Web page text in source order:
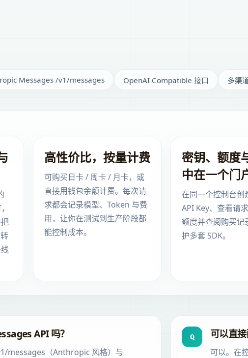
Messages /v1/messages OpenAI Compatible 接口 多渠
高性价比，按量计费
可购买日卡 / 周卡 / 月卡，或
直接用钱包余额计费。每次请
求都会记录模型、Token 与费
用，让你在测试到生产阶段都
能控制成本。
密钥、额度
中在一个门
在同一个控制台创
API Key、查看请
额度并查阅购买记
护多套 SDK。
API 吗？
messages（Anthropic 风格）与
Q 可以直
可以。在